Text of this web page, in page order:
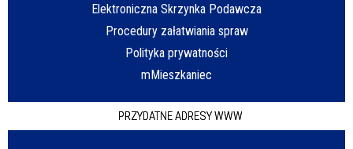
Elektroniczna Skrzynka Podawcza
Procedury załatwiania spraw
Polityka prywatności
mMieszkaniec
PRZYDATNE ADRESY WWW